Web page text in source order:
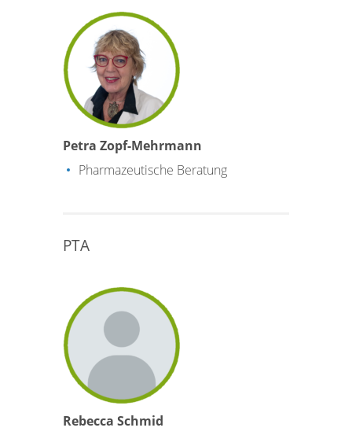
Petra Zopf-Mehrmann
Pharmazeutische Beratung
PTA
Rebecca Schmid